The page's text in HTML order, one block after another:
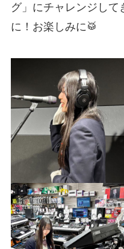
グ」にチャレンジし
に！お楽しみに🥁